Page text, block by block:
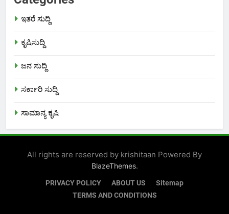
ಇತರೆ ಸುದ್ದಿ
ಕೃಷಿಸುದ್ದಿ
ಜನ ಸುದ್ದಿ
ಸರ್ಕಾರಿ ಸುದ್ದಿ
ಸಾಮಾನ್ಯ ಕೃಷಿ
All rights are reserved by krishitaan Powered By
BlazeThemes.
PRIVACY POLICY ABOUT US
Sitemap
TERMS AND CONDITIONS